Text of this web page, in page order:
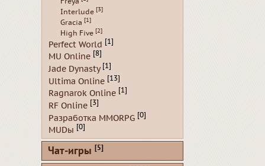
Interlude [3]
Gracia [1]
High Five [2]
Perfect World [1]
MU Online [8]
Jade Dynasty [1]
Ultima Online [13]
Ragnarok Online [1]
RF Online [3]
Разработка MMORPG [0]
MUDы [0]
Чат-игры [5]